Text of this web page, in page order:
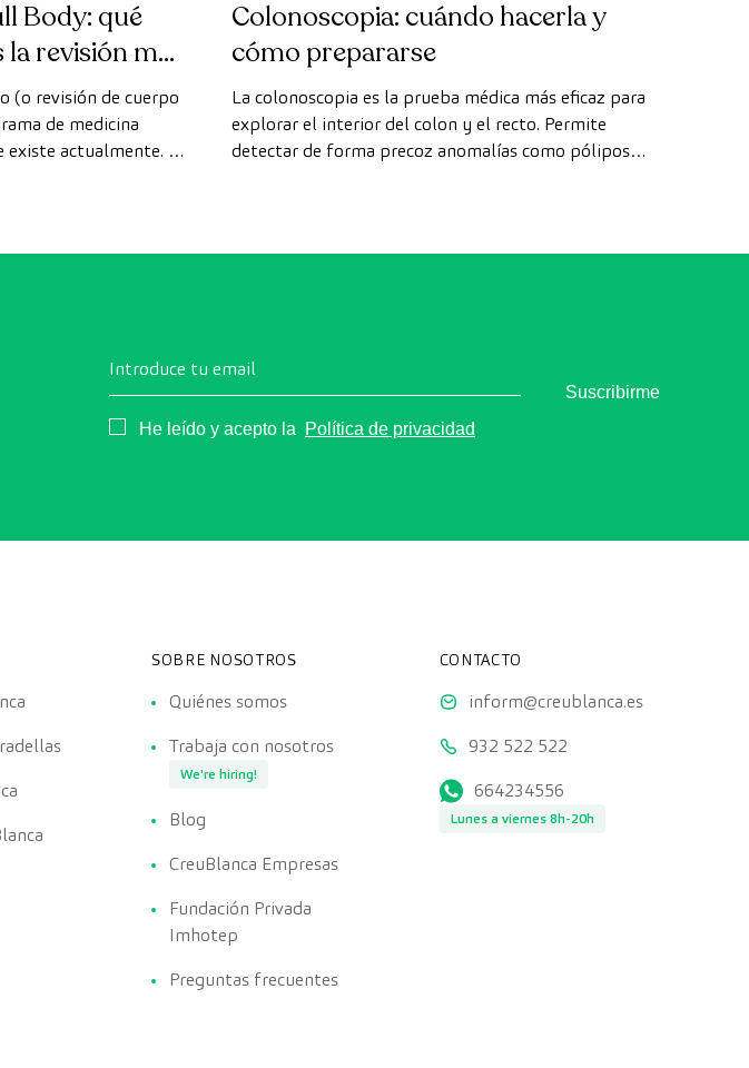
Body: qué
revisión más
(o revisión de cuerpo
de medicina
existe actualmente. A
vitales, el
Colonoscopia: cuándo hacerla y
cómo prepararse
La colonoscopia es la prueba médica más eficaz para
explorar el interior del colon y el recto. Permite
detectar de forma precoz anomalías como pólipos,
Introduce tu email
Consentimiento
He leído y acepto la Política de privacidad
Suscribirme
SOBRE NOSOTROS
Quiénes somos
Trabaja con nosotros
We're hiring!
Blog
CreuBlanca Empresas
Fundación Privada
Imhotep
Preguntas frecuentes
CONTACTO
inform@creublanca.es
932 522 522
664234556
Lunes a viernes 8h-20h